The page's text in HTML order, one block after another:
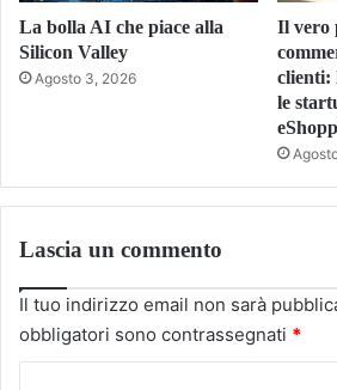
La bolla AI che piace alla
Silicon Valley
Agosto 3, 2026
Il vero
clienti:
le
Lascia un commento
Il tuo indirizzo email non sarà
obbligatori sono contrassegnati *